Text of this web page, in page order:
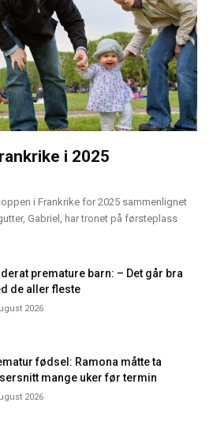
i 2025
i Frankrike for 2025 sammenlignet
Gabriel, har tronet på førsteplass
premature barn: – Det går bra
de aller fleste
2026
fødsel: Ramona måtte ta
mange uker før termin
2026